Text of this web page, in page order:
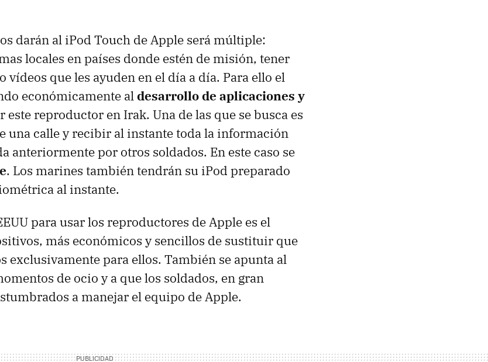
darán al iPod Touch de Apple será múltiple:
locales en países donde estén de misión, tener
vídeos que les ayuden en el día a día. Para ello el
económicamente aldesarrollo de aplicaciones y
este reproductor en Irak. Una de las que se busca es
una calle y recibir al instante toda la información
anteriormente por otros soldados. En este caso se
. Los marines también tendrán su iPod preparado
al instante.
para usar los reproductores de Apple es el
más económicos y sencillos de sustituir que
exclusivamente para ellos. También se apunta al
de ocio y a que los soldados, en gran
a manejar el equipo de Apple.